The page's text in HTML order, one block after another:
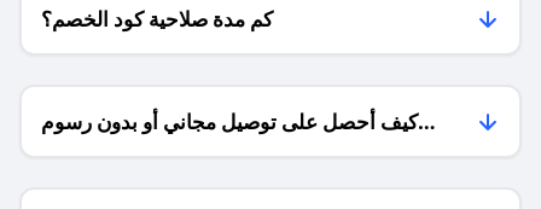
كم مدة صلاحية كود الخصم؟
كيف أحصل على توصيل مجاني أو بدون رسوم
الشحن ؟